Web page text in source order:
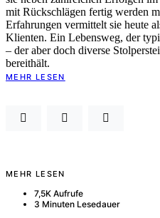
mit Rückschlägen fertig werden
Erfahrungen vermittelt sie heute
Klienten. Ein Lebensweg, der
– der aber doch diverse
bereithält.
MEHR LESEN
MEHR LESEN
7,5K Aufrufe
3 Minuten Lesedauer